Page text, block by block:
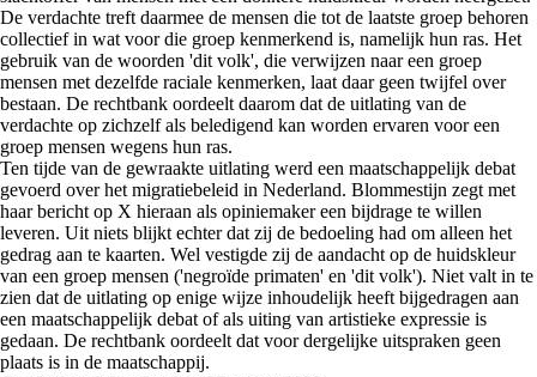
De verdachte treft daarmee de mensen die tot de laatste groep behoren
collectief in wat voor die groep kenmerkend is, namelijk hun ras. Het
gebruik van de woorden 'dit volk', die verwijzen naar een groep
mensen met dezelfde raciale kenmerken, laat daar geen twijfel over
bestaan. De rechtbank oordeelt daarom dat de uitlating van de
verdachte op zichzelf als beledigend kan worden ervaren voor een
groep mensen wegens hun ras.
Ten tijde van de gewraakte uitlating werd een maatschappelijk debat
gevoerd over het migratiebeleid in Nederland. Blommestijn zegt met
haar bericht op X hieraan als opiniemaker een bijdrage te willen
leveren. Uit niets blijkt echter dat zij de bedoeling had om alleen het
gedrag aan te kaarten. Wel vestigde zij de aandacht op de huidskleur
van een groep mensen ('negroïde primaten' en 'dit volk'). Niet valt in te
zien dat de uitlating op enige wijze inhoudelijk heeft bijgedragen aan
een maatschappelijk debat of als uiting van artistieke expressie is
gedaan. De rechtbank oordeelt dat voor dergelijke uitspraken geen
plaats is in de maatschappij.